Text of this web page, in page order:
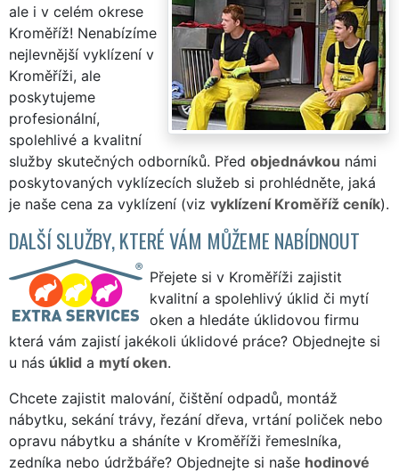
ale i v celém okrese
Kroměříž! Nenabízíme
nejlevnější vyklízení v
Kroměříži, ale
poskytujeme
profesionální,
spolehlivé a kvalitní
služby skutečných odborníků. Před objednávkou námi
poskytovaných vyklízecích služeb si prohlédněte, jaká
je naše cena za vyklízení (viz vyklízení Kroměříž ceník).
DALŠÍ SLUŽBY, KTERÉ VÁM MŮŽEME NABÍDNOUT
Přejete si v Kroměříži zajistit
kvalitní a spolehlivý úklid či mytí
oken a hledáte úklidovou firmu
která vám zajistí jakékoli úklidové práce? Objednejte si
u nás úklid a mytí oken.
Chcete zajistit malování, čištění odpadů, montáž
nábytku, sekání trávy, řezání dřeva, vrtání poliček nebo
opravu nábytku a sháníte v Kroměříži řemeslníka,
zedníka nebo údržbáře? Objednejte si naše hodinové